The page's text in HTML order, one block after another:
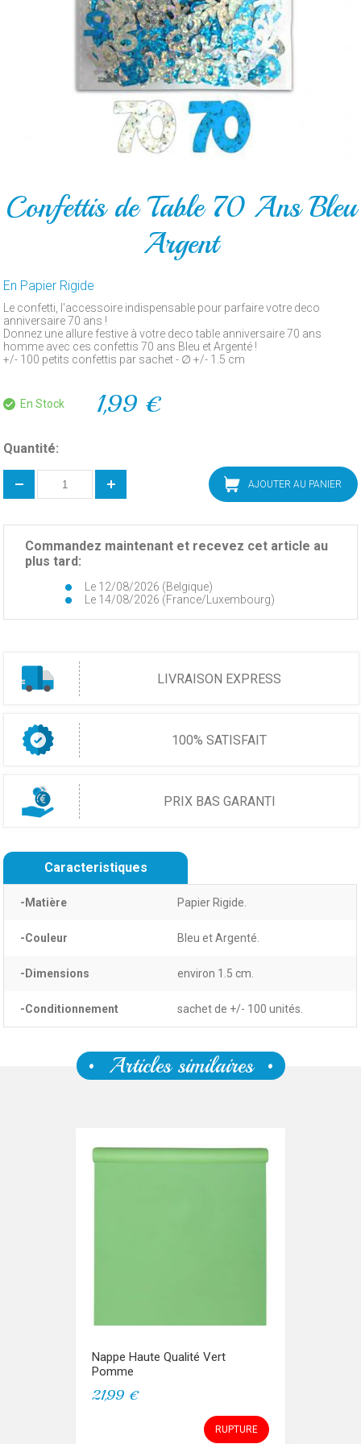
Confettis de Table 70 Ans Bleu
Argent
En Papier Rigide
Le confetti, l'accessoire indispensable pour parfaire votre deco
anniversaire 70 ans !
Donnez une allure festive à votre deco table anniversaire 70 ans
homme avec ces confettis 70 ans Bleu et Argenté !
+/- 100 petits confettis par sachet - ∅ +/- 1.5 cm
En Stock 1,99 €
Quantité:
AJOUTER AU PANIER
Commandez maintenant et recevez cet article au
plus tard:
Le 12/08/2026 (Belgique)
Le 14/08/2026 (France/Luxembourg)
LIVRAISON EXPRESS
100% SATISFAIT
PRIX BAS GARANTI
Caracteristiques
-Matière Papier Rigide.
-Couleur Bleu et Argenté.
-Dimensions environ 1.5 cm.
-Conditionnement sachet de +/- 100 unités.
Articles similaires
Nappe Haute Qualité Vert
Pomme
21,99 €
RUPTURE